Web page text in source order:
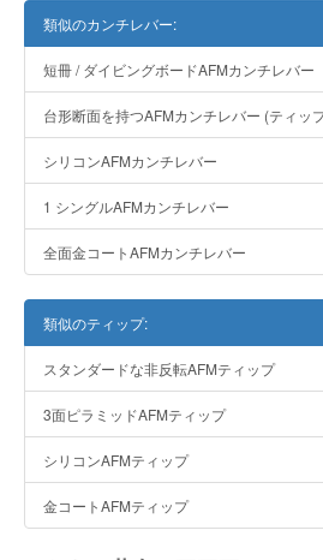
類似のカンチレバー:
短冊 / ダイビングボードAFMカンチレバー
台形断面を持つAFMカンチレバー (ティッ
シリコンAFMカンチレバー
1 シングルAFMカンチレバー
全面金コートAFMカンチレバー
類似のティップ:
スタンダードな非反転AFMティップ
3面ピラミッドAFMティップ
シリコンAFMティップ
金コートAFMティップ